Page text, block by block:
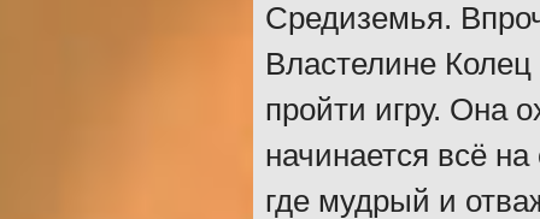
Средиземья.
Властелине
пройти игру. Она
начинается всё
где мудрый и